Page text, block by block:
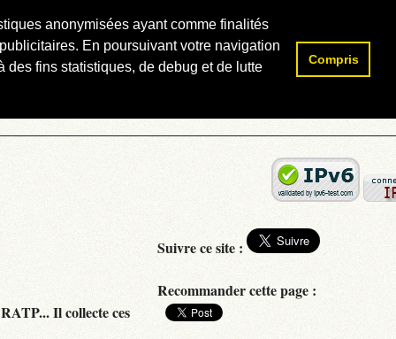
anonymisées ayant comme finalités
En poursuivant votre navigation
des fins statistiques, de debug et de lutte
Compris
Il collecte ces
Rechercher :
Suivre ce site :
Recommander cette page :